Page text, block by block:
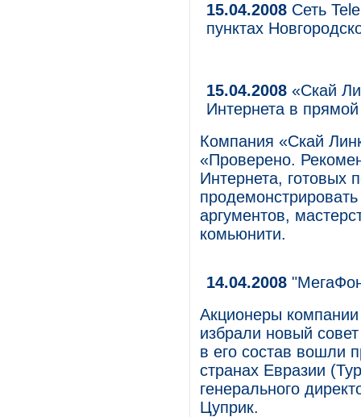
15.04.2008 Сеть
пунктах
15.04.2008 «Скай
Интернета в
Компания «Скай
«Проверено.
Интернета, готовых
аргументов,
комьюнити.
14.04.2008
Акционеры
избрали новый
в его состав вошли
странах Евразии
генерального
Цуприк.